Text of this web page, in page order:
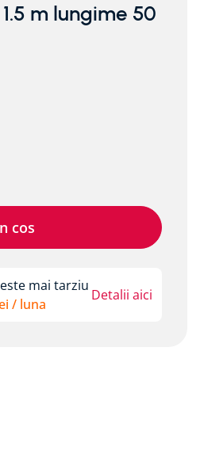
m lungime 50
cos
mai tarziu
/ luna
Detalii aici